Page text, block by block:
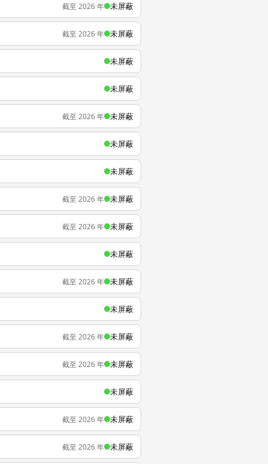
截至 2026 年 未屏蔽
截至 2026 年 未屏蔽
未屏蔽
未屏蔽
截至 2026 年 未屏蔽
未屏蔽
未屏蔽
截至 2026 年 未屏蔽
截至 2026 年 未屏蔽
未屏蔽
截至 2026 年 未屏蔽
未屏蔽
截至 2026 年 未屏蔽
截至 2026 年 未屏蔽
未屏蔽
截至 2026 年 未屏蔽
截至 2026 年 未屏蔽